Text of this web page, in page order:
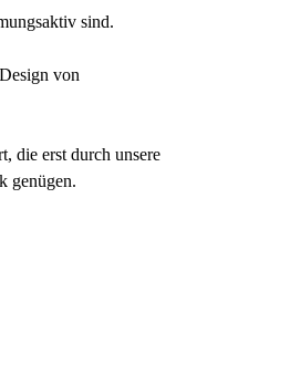
sind.
von
die erst durch unsere
genügen.